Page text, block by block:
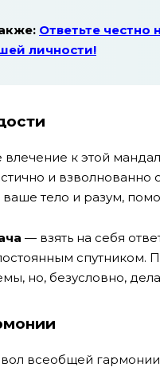
Ответьте
личности!
влечение к этой
и
тело и разум,
— взять на себя
спутником.
но, безусловно,
всеобщей гармонии.